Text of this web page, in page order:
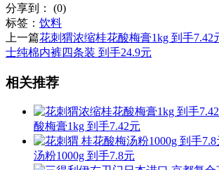
分享到： (0)
标签： 饮料
上一篇花刺猬浓缩桂花酸梅膏1kg 到手7.42
士纯棉内裤四条装 到手24.9元
相关推荐
酸梅膏1kg 到手7.42元
汤粉1000g 到手7.8元